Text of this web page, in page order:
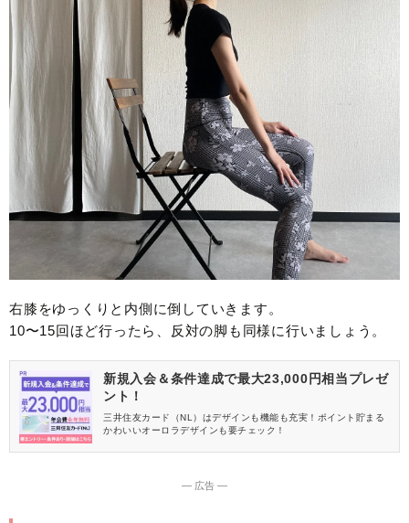
右膝をゆっくりと内側に倒していきます。
10〜15回ほど行ったら、反対の脚も同様に行いましょう。
新規入会＆条件達成で最大23,000円相当プレゼ
ント！
三井住友カード（NL）はデザインも機能も充実！ポイント貯まる
かわいいオーロラデザインも要チェック！
― 広告 ―